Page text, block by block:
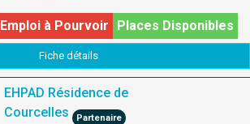
Places Disponibles
Emploi à Pourvoir
Fiche détails
EHPAD Résidence de
Courcelles
Partenaire